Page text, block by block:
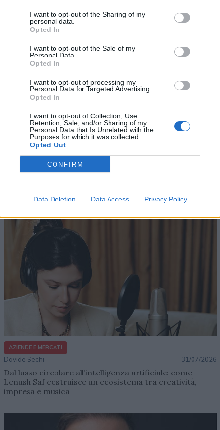
I want to opt-out of the Sharing of my
personal data.
Opted In
I want to opt-out of the Sale of my
Personal Data.
Opted In
I want to opt-out of processing my
Personal Data for Targeted Advertising.
Opted In
I want to opt-out of Collection, Use,
Retention, Sale, and/or Sharing of my
Personal Data that Is Unrelated with the
Purposes for which it was collected.
Opted Out
CONFIRM
Data Deletion Data Access Privacy Policy
dell’offerta e nuove sinergie internazionali, con una
costante attenzione alla sostenibilità del modello e
utenti”.
BILANCI CONCESSIONARIE DIGITAL MARKETING
STAMPA E DIGITAL
Altri articoli che potrebbero piacerti
AZIENDE E MERCATI
Davide Sechi 31/07/2026
Dal lusso circolare all’intelligenza artificiale: come
Lenush Saf costruisce un ecosistema tra creatività,
impresa e musica